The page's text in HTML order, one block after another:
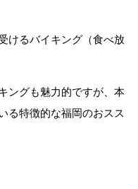
けるバイキング（食べ放
ングも魅力的ですが、本
る特徴的な福岡のおスス